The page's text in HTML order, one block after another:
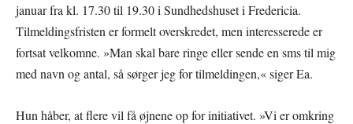
januar fra kl. 17.30 til 19.30 i Sundhedshuset i Fredericia.
Tilmeldingsfristen er formelt overskredet, men interesserede er
fortsat velkomne. »Man skal bare ringe eller sende en sms til mig
med navn og antal, så sørger jeg for tilmeldingen,« siger Ea.
Hun håber, at flere vil få øjnene op for initiativet. »Vi er omkring